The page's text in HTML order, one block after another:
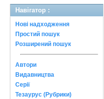
Навігатор :
Нові надходження
Простий пошук
Розширений пошук
Автори
Видавництва
Серії
Тезаурус (Рубрики)